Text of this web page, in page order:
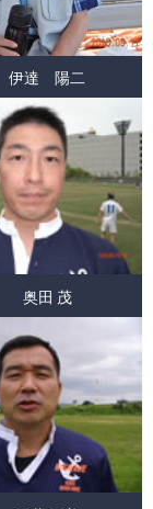
伊達 陽二
奥田 茂